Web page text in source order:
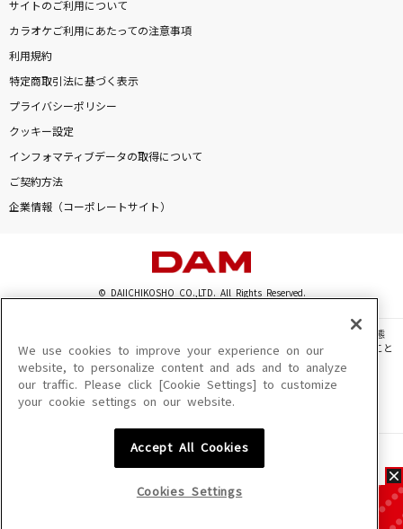
サイトのご利用について
カラオケご利用にあたっての注意事項
利用規約
特定商取引法に基づく表示
プライバシーポリシー
クッキー設定
インフォマティブデータの取得について
ご契約方法
企業情報（コーポレートサイト）
© DAIICHIKOSHO CO.,LTD. All Rights Reserved.
このサイトに掲載されている一切の文章・画像・写真・動画・音声等を、手段や形態
を問わず、著作権法の定める範囲を超えて無断で複製、転載、ファイル化などすること
を禁じます。
楽曲及びコンテンツは、機種によりご利用いただけない場合があります。
楽曲及びコンテンツの配信日、配信内容が変更になる場合があります。
We use cookies to improve your experience on our
website, to personalize content and ads and to analyze
our traffic. Please click [Cookie Settings] to customize
your cookie settings on our website.
Accept All Cookies
Cookies Settings